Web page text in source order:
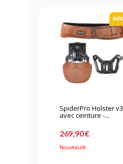
SpiderPro Holster v3
avec ceinture -...
269,90 €
Nouveauté